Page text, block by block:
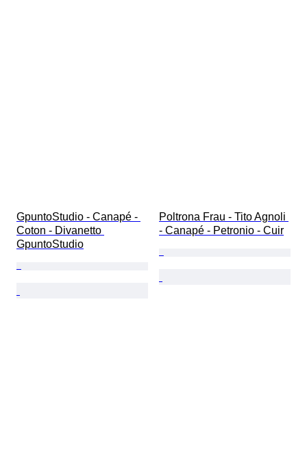
GpuntoStudio - Canapé -
Coton - Divanetto
GpuntoStudio
Poltrona Frau - Tito Agnoli
- Canapé - Petronio - Cuir